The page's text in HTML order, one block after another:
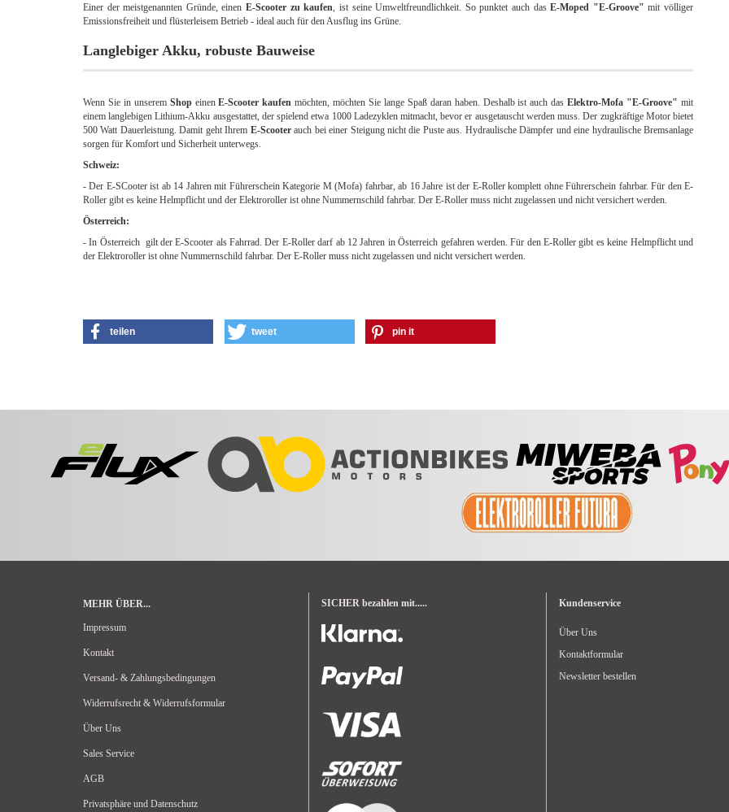
Einer der meistgenannten Gründe, einenE-Scooter zu kaufen, ist seine Umweltfreundlichkeit. So punktet auch dasE-Moped "E-Groove" mit völliger
Emissionsfreiheit und flüsterleisem Betrieb - ideal auch für den Ausflug ins Grüne.
Langlebiger Akku, robuste Bauweise
Wenn Sie in unserem ShopeinenE-Scooter kaufen möchten, möchten Sie lange Spaß daran haben. Deshalb ist auch dasElektro-Mofa "E-Groove" mit
einem langlebigen Lithium-Akku ausgestattet, der spielend etwa 1000 Ladezyklen mitmacht, bevor er ausgetauscht werden muss. Der zugkräftige Motor bietet
500 Watt Dauerleistung. Damit geht Ihrem E-Scooterauch bei einer Steigung nicht die Puste aus. Hydraulische Dämpfer und eine hydraulische Bremsanlage
sorgen für Komfort und Sicherheit unterwegs.
Schweiz:
- Der E-SCooter ist ab 14 Jahren mit Führerschein Kategorie M (Mofa) fahrbar, ab 16 Jahre ist der E-Roller komplett ohne Führerschein fahrbar. Für den E-
Roller gibt es keine Helmpflicht und der Elektroroller ist ohne Nummernschild fahrbar. Der E-Roller muss nicht zugelassen und nicht versichert werden.
Österreich:
- In Österreich gilt der E-Scooter als Fahrrad. Der E-Roller darf ab 12 Jahren in Österreich gefahren werden. Für den E-Roller gibt es keine Helmpflicht und
der Elektroroller ist ohne Nummernschild fahrbar. Der E-Roller muss nicht zugelassen und nicht versichert werden.
teilen tweet pin it
MEHR ÜBER...
Impressum
Kontakt
Versand- & Zahlungsbedingungen
Widerrufsrecht & Widerrufsformular
Über Uns
Sales Service
AGB
Privatsphäre und Datenschutz
SICHER bezahlen mit..... Kundenservice
Über Uns
Kontaktformular
Newsletter bestellen